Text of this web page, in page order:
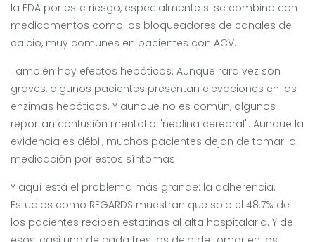
la FDA por este riesgo, especialmente si se combina con
medicamentos como los bloqueadores de canales de
calcio, muy comunes en pacientes con ACV.
También hay efectos hepáticos. Aunque rara vez son
graves, algunos pacientes presentan elevaciones en las
enzimas hepáticas. Y aunque no es común, algunos
reportan confusión mental o "neblina cerebral". Aunque la
evidencia es débil, muchos pacientes dejan de tomar la
medicación por estos síntomas.
Y aquí está el problema más grande: la adherencia.
Estudios como REGARDS muestran que solo el 48.7% de
los pacientes reciben estatinas al alta hospitalaria. Y de